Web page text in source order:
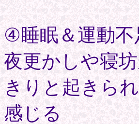
④睡眠＆運動不
夜更かしや寝
きりと起きら
感じる